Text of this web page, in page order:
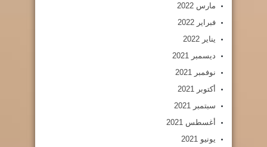
مارس 2022
فبراير 2022
يناير 2022
ديسمبر 2021
نوفمبر 2021
أكتوبر 2021
سبتمبر 2021
أغسطس 2021
يونيو 2021